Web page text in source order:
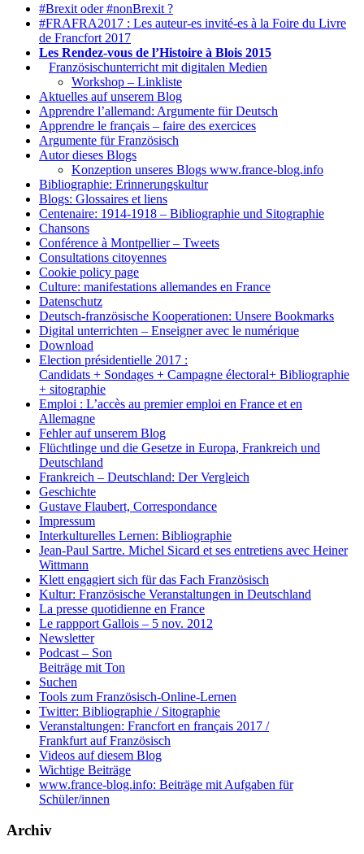
#Brexit oder #nonBrexit ?
#FRAFRA2017 : Les auteur-es invité-es à la Foire du Livre
de Francfort 2017
Les Rendez-vous de l’Histoire à Blois 2015
Französischunterricht mit digitalen Medien
Workshop – Linkliste
Aktuelles auf unserem Blog
Apprendre l’allemand: Argumente für Deutsch
Apprendre le français – faire des exercices
Argumente für Französisch
Autor dieses Blogs
Konzeption unseres Blogs www.france-blog.info
Bibliographie: Erinnerungskultur
Blogs: Glossaires et liens
Centenaire: 1914-1918 – Bibliographie und Sitographie
Chansons
Conférence à Montpellier – Tweets
Consultations citoyennes
Cookie policy page
Culture: manifestations allemandes en France
Datenschutz
Deutsch-französische Kooperationen: Unsere Bookmarks
Digital unterrichten – Enseigner avec le numérique
Download
Election présidentielle 2017 :
Candidats + Sondages + Campagne électoral+ Bibliographie
+ sitographie
Emploi : L’accès au premier emploi en France et en
Allemagne
Fehler auf unserem Blog
Flüchtlinge und die Gesetze in Europa, Frankreich und
Deutschland
Frankreich – Deutschland: Der Vergleich
Geschichte
Gustave Flaubert, Correspondance
Impressum
Interkulturelles Lernen: Bibliographie
Jean-Paul Sartre. Michel Sicard et ses entretiens avec Heiner
Wittmann
Klett engagiert sich für das Fach Französisch
Kultur: Französische Veranstaltungen in Deutschland
La presse quotidienne en France
Le rappport Gallois – 5 nov. 2012
Newsletter
Podcast – Son
Beiträge mit Ton
Suchen
Tools zum Französisch-Online-Lernen
Twitter: Bibliographie / Sitographie
Veranstaltungen: Francfort en français 2017 /
Frankfurt auf Französisch
Videos auf diesem Blog
Wichtige Beiträge
www.france-blog.info: Beiträge mit Aufgaben für
Schüler/innen
Archiv